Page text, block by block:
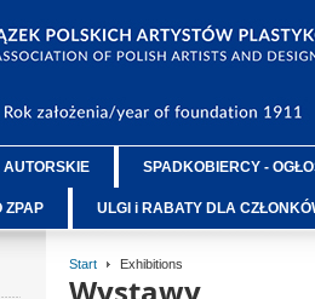
AUTORSKIE SPADKOBIERCY -
ZPAP ULGI i RABATY DLA
Start Exhibitions